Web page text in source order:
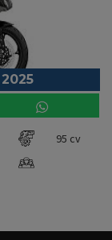
95 cv